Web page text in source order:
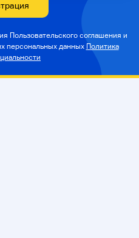
Пользовательского соглашения и
персональных данных Политика